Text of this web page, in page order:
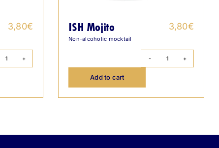
3,80€
ISH
ISH Mojito
Non-alcoholic mocktail
3,80€
ISH
Add to cart